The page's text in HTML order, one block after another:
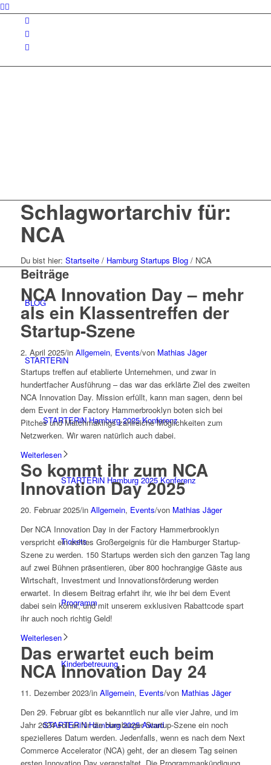
BLOG
STARTERiN
STARTERiN Hamburg 2025 Konferenz
STARTERiN Hamburg 2025 Konferenz
Tickets
Programm
Kinderbetreuung
STARTERiN Hamburg 2025 Award
Schlagwortarchiv für:
NCA
Du bist hier: Startseite / Hamburg Startups Blog / NCA
Beiträge
NCA Innovation Day – mehr
als ein Klassentreffen der
Startup-Szene
2. April 2025/in Allgemein, Events/von Mathias Jäger
Startups treffen auf etablierte Unternehmen, und zwar in
hundertfacher Ausführung – das war das erklärte Ziel des zweiten
NCA Innovation Day. Mission erfüllt, kann man sagen, denn bei
dem Event in der Factory Hammerbrooklyn boten sich bei
Pitches und Matchmakings zahlreiche Möglichkeiten zum
Netzwerken. Wir waren natürlich auch dabei.
Weiterlesen
So kommt ihr zum NCA
Innovation Day 2025
20. Februar 2025/in Allgemein, Events/von Mathias Jäger
Der NCA Innovation Day in der Factory Hammerbrooklyn
verspricht ein echtes Großergeignis für die Hamburger Startup-
Szene zu werden. 150 Startups werden sich den ganzen Tag lang
auf zwei Bühnen präsentieren, über 800 hochrangige Gäste aus
Wirtschaft, Investment und Innovationsförderung werden
erwartet. In diesem Beitrag erfahrt ihr, wie ihr bei dem Event
dabei sein könnt, und mit unserem exklusiven Rabattcode spart
ihr auch noch richtig Geld!
Weiterlesen
Das erwartet euch beim
NCA Innovation Day 24
11. Dezember 2023/in Allgemein, Events/von Mathias Jäger
Den 29. Februar gibt es bekanntlich nur alle vier Jahre, und im
Jahr 2024 soll er für die Hamburger Startup-Szene ein noch
spezielleres Datum werden. Jedenfalls, wenn es nach dem Next
Commerce Accelerator (NCA) geht, der an diesem Tag seinen